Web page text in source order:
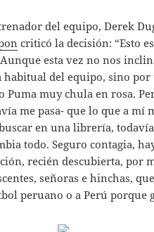
del equipo, Derek
criticó la decisión: “Esto es
esta vez no nos
habitual del equipo, sino por
Puma muy chula en rosa.
me pasa- que lo que a mí
en una librería,
todo. Seguro contagia,
recién descubierta, por
señoras e hinchas,
peruano o a Perú porque